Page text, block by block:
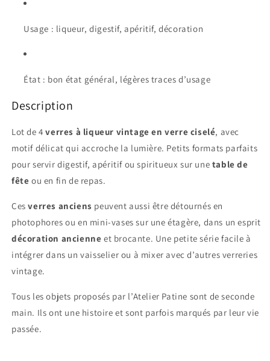
Usage : liqueur, digestif, apéritif, décoration
État : bon état général, légères traces d’usage
Description
Lot de 4verres à liqueur vintage en verre ciselé, avec
motif délicat qui accroche la lumière. Petits formats parfaits
pour servir digestif, apéritif ou spiritueux sur une table de
fête ou en fin de repas.
Cesverres anciens peuvent aussi être détournés en
photophores ou en mini-vases sur une étagère, dans un esprit
décoration ancienne et brocante. Une petite série facile à
intégrer dans un vaisselier ou à mixer avec d’autres verreries
vintage.
Tous les objets proposés par l’Atelier Patine sont de seconde
main. Ils ont une histoire et sont parfois marqués par leur vie
passée.